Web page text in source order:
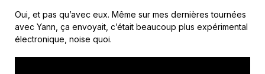
Oui, et pas qu’avec eux. Même sur mes dernières tournées
avec Yann, ça envoyait, c’était beaucoup plus expérimental
électronique, noise quoi.